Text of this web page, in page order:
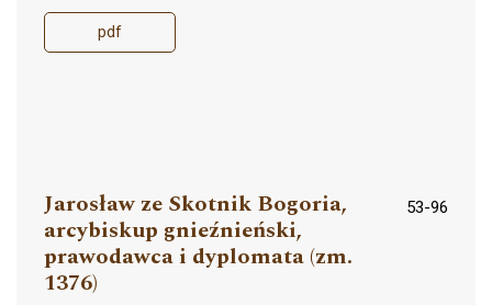
pdf
Jarosław ze Skotnik Bogoria,
arcybiskup gnieźnieński,
prawodawca i dyplomata (zm.
1376)
53-96